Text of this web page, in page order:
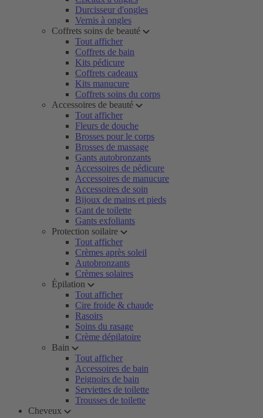
Durcisseur d'ongles
Vernis à ongles
Coffrets soins de beauté
Tout afficher
Coffrets de bain
Kits pédicure
Coffrets cadeaux
Kits manucure
Coffrets soins du corps
Accessoires de beauté
Tout afficher
Fleurs de douche
Brosses pour le corps
Brosses de massage
Gants autobronzants
Accessoires de pédicure
Accessoires de manucure
Accessoires de soin
Bijoux de mains et pieds
Gant de toilette
Gants exfoliants
Protection soilaire
Tout afficher
Crèmes après soleil
Autobronzants
Crèmes solaires
Épilation
Tout afficher
Cire froide & chaude
Rasoirs
Soins du rasage
Crème dépilatoire
Bain
Tout afficher
Accessoires de bain
Peignoirs de bain
Serviettes de toilette
Trousses de toilette
Cheveux